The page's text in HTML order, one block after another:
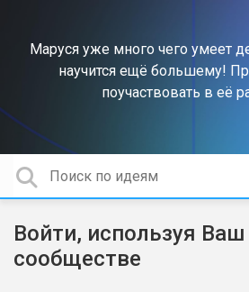
Маруся уже много чего умеет
научится ещё большему!
поучаствовать в её
Войти, используя Ваш
сообществе